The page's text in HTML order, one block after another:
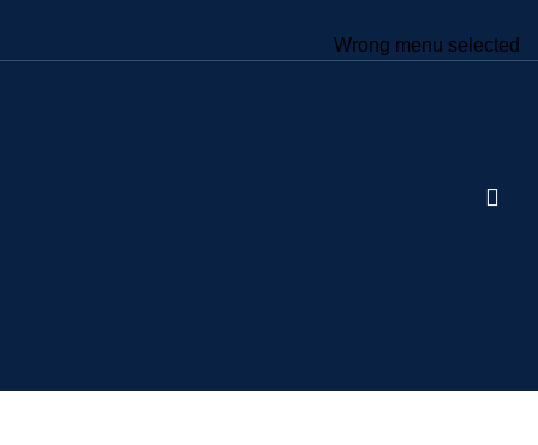
Wrong menu selected